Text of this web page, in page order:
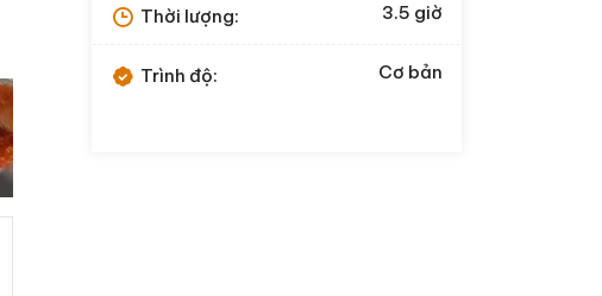
Thời lượng: 3.5 giờ
Trình độ: Cơ bản